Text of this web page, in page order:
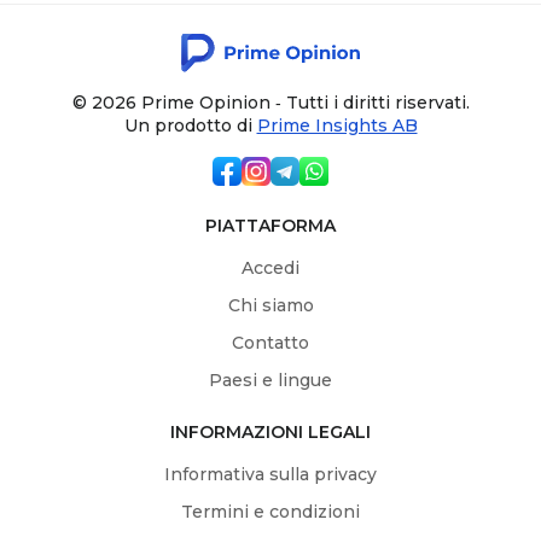
© 2026 Prime Opinion ‐ Tutti i diritti riservati.
Un prodotto di Prime Insights AB
PIATTAFORMA
Accedi
Chi siamo
Contatto
Paesi e lingue
INFORMAZIONI LEGALI
Informativa sulla privacy
Termini e condizioni